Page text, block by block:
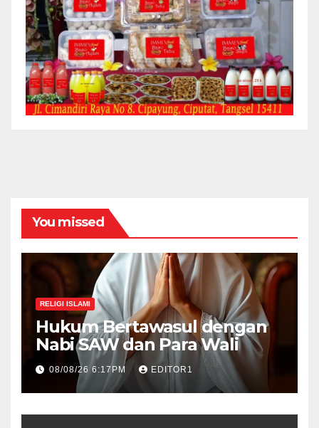
You missed
RELIGI ISLAMI
Hukum Bertawasul dengan
Nabi SAW dan Para Wali
08/08/26 6:17PM EDITOR1